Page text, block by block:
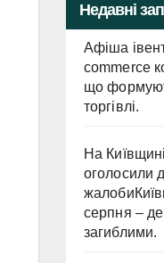
Недавні
Афіша
commerce
що
торгівлі.
На
оголосили
серпня –
загиблими.